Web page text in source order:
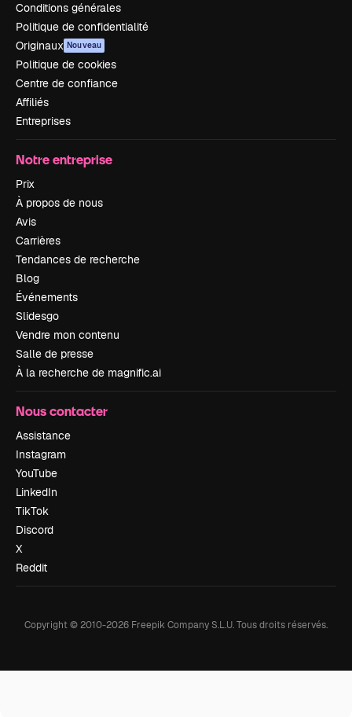
Conditions générales
Politique de confidentialité
Originaux Nouveau
Politique de cookies
Centre de confiance
Affiliés
Entreprises
Notre entreprise
Prix
À propos de nous
Avis
Carrières
Tendances de recherche
Blog
Événements
Slidesgo
Vendre mon contenu
Salle de presse
À la recherche de magnific.ai
Nous contacter
Assistance
Instagram
YouTube
LinkedIn
TikTok
Discord
X
Reddit
Copyright © 2010-2026 Freepik Company S.L.U.Tous droits réservés.